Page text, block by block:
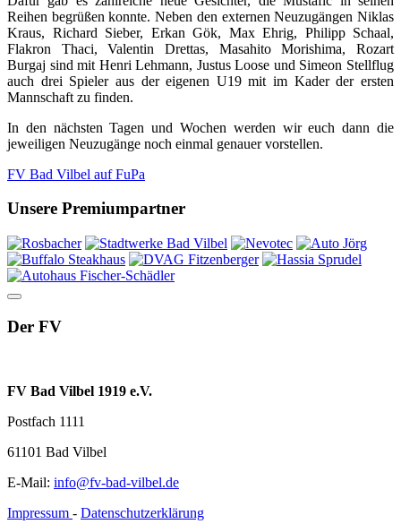
Reihen begrüßen konnte. Neben den externen Neuzugängen Niklas
Kraus, Richard Sieber, Erkan Gök, Max Ehrig, Philipp Schaal,
Flakron Thaci, Valentin Drettas, Masahito Morishima, Rozart
Burgaj sind mit Henri Lehmann, Justus Loose und Simeon Stellflug
auch drei Spieler aus der eigenen U19 mit im Kader der ersten
Mannschaft zu finden.
In den nächsten Tagen und Wochen werden wir euch dann die
jeweiligen Neuzugänge noch einmal genauer vorstellen.
FV Bad Vilbel auf FuPa
Unsere Premiumpartner
Der FV
FV Bad Vilbel 1919 e.V.
Postfach 1111
61101 Bad Vilbel
E-Mail: info@fv-bad-vilbel.de
Impressum - Datenschutzerklärung